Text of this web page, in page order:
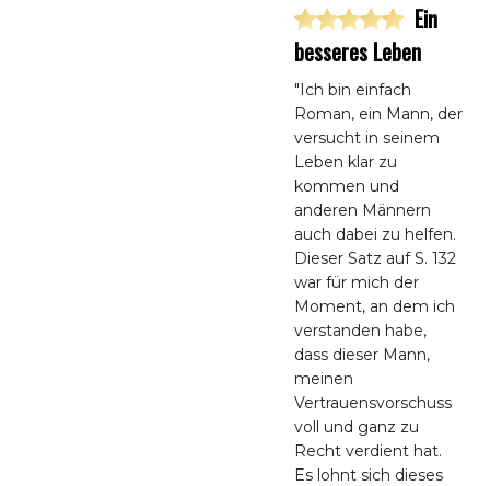
Ein
besseres Leben
"Ich bin einfach
Roman, ein Mann, der
versucht in seinem
Leben klar zu
kommen und
anderen Männern
auch dabei zu helfen.
Dieser Satz auf S. 132
war für mich der
Moment, an dem ich
verstanden habe,
dass dieser Mann,
meinen
Vertrauensvorschuss
voll und ganz zu
Recht verdient hat.
Es lohnt sich dieses